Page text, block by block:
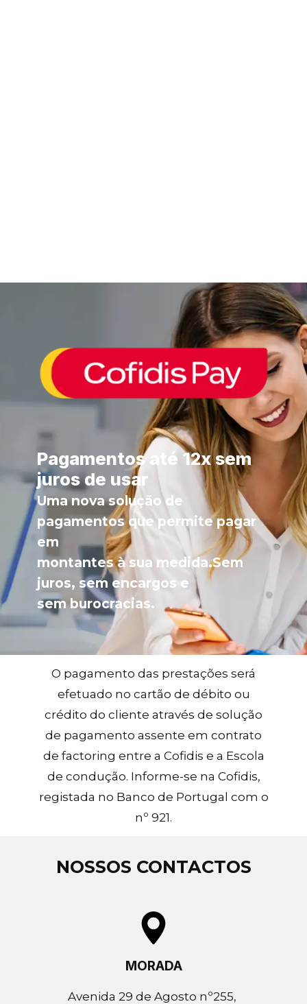
Pagamentos até 12x sem
juros de usar
Uma nova solução de
pagamentos que permite pagar
em
montantes à sua medida.Sem
juros, sem encargos e
sem burocracias.
O pagamento das prestações será
efetuado no cartão de débito ou
crédito do cliente através de solução
de pagamento assente em contrato
de factoring entre a Cofidis e a Escola
de condução. Informe-se na Cofidis,
registada no Banco de Portugal com o
nº 921.
NOSSOS CONTACTOS
MORADA
Avenida 29 de Agosto nº255,